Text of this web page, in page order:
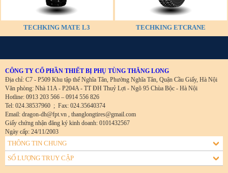
TECHKING MATE L3 TECHKING ETCRANE
CÔNG TY CỔ PHẦN THIẾT BỊ PHỤ TÙNG THĂNG LONG
Địa chỉ: C7 - P509 Khu tập thể Nghĩa Tân, Phường Nghĩa Tân, Quận Cầu Giấy, Hà Nội
Văn phòng: Nhà 11A - P204A - TT ĐH Thuỷ Lợi - Ngõ 95 Chùa Bộc - Hà Nội
Hotline: 0913 203 566 – 0914 556 826
Tel: 024.38537960 ; Fax: 024.35640374
Email: dragon-dh@fpt.vn , thanglongtires@gmail.com
Giấy chứng nhận đăng ký kinh doanh: 0101432567
Ngày cấp: 24/11/2003
THÔNG TIN CHUNG
SỐ LƯỢNG TRUY CẬP